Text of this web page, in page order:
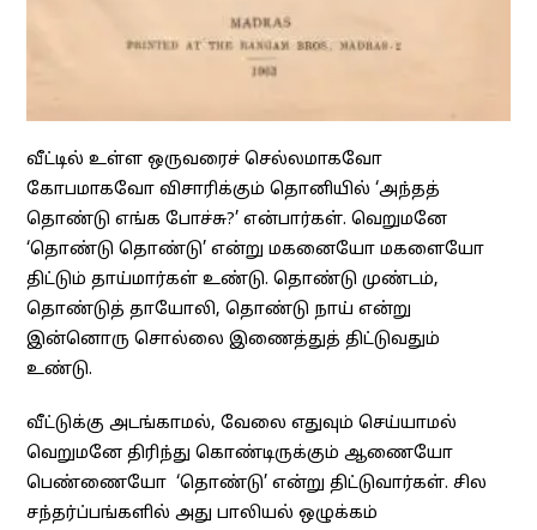
வீட்டில் உள்ள ஒருவரைச் செல்லமாகவோ
கோபமாகவோ விசாரிக்கும் தொனியில் ‘அந்தத்
தொண்டு எங்க போச்சு?’ என்பார்கள். வெறுமனே
‘தொண்டு தொண்டு’ என்று மகனையோ மகளையோ
திட்டும் தாய்மார்கள் உண்டு. தொண்டு முண்டம்,
தொண்டுத் தாயோலி, தொண்டு நாய் என்று
இன்னொரு சொல்லை இணைத்துத் திட்டுவதும்
உண்டு.
வீட்டுக்கு அடங்காமல், வேலை எதுவும் செய்யாமல்
வெறுமனே திரிந்து கொண்டிருக்கும் ஆணையோ
பெண்ணையோ ‘தொண்டு’ என்று திட்டுவார்கள். சில
சந்தர்ப்பங்களில் அது பாலியல் ஒழுக்கம்